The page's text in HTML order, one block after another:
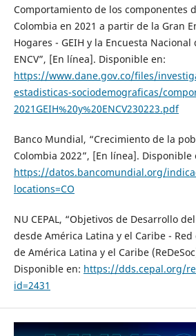
Comportamiento de los componentes
Colombia en 2021 a partir de la Gran
Hogares - GEIH y la Encuesta
ENCV”, [En línea]. Disponible en:
https://www.dane.gov.co/files/
estadisticas-sociodemograficas/
2021GEIH%20y%20ENCV230223.pdf
Banco Mundial, “Crecimiento de la
Colombia 2022”, [En línea]. Disponible
https://datos.bancomundial.org/
locations=CO
NU CEPAL, “Objetivos de Desarrollo
desde América Latina y el Caribe -
de América Latina y el Caribe
Disponible en: https://dds.cepal.org/
id=2431